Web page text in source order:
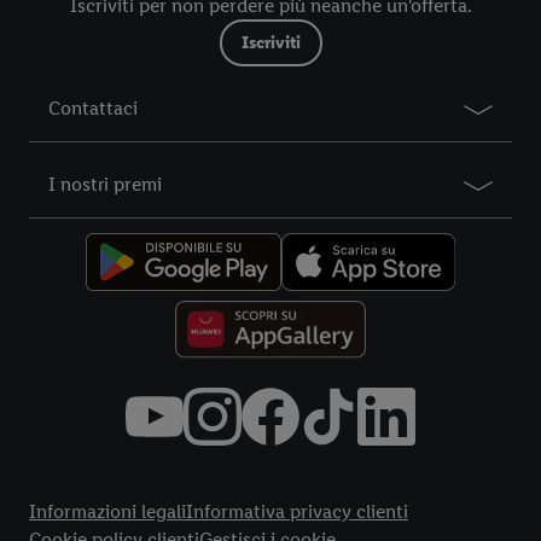
Iscriviti per non perdere più neanche un'offerta.
Iscriviti
Contattaci
I nostri premi
Informazioni legaliInformativa privacy clienti
nostre informazioni legali sono consultabili qui.